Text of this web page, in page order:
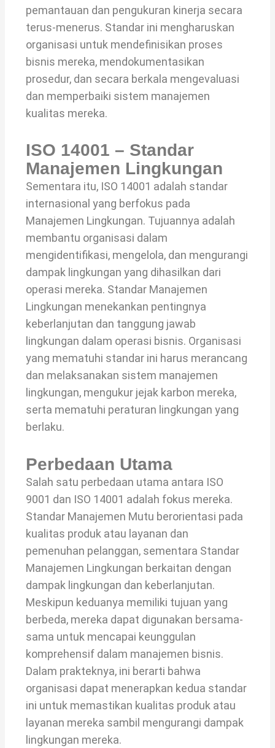
pemantauan dan pengukuran kinerja secara
terus-menerus. Standar ini mengharuskan
organisasi untuk mendefinisikan proses
bisnis mereka, mendokumentasikan
prosedur, dan secara berkala mengevaluasi
dan memperbaiki sistem manajemen
kualitas mereka.
ISO 14001 – Standar
Manajemen Lingkungan
Sementara itu, ISO 14001 adalah standar
internasional yang berfokus pada
Manajemen Lingkungan. Tujuannya adalah
membantu organisasi dalam
mengidentifikasi, mengelola, dan mengurangi
dampak lingkungan yang dihasilkan dari
operasi mereka. Standar Manajemen
Lingkungan menekankan pentingnya
keberlanjutan dan tanggung jawab
lingkungan dalam operasi bisnis. Organisasi
yang mematuhi standar ini harus merancang
dan melaksanakan sistem manajemen
lingkungan, mengukur jejak karbon mereka,
serta mematuhi peraturan lingkungan yang
berlaku.
Perbedaan Utama
Salah satu perbedaan utama antara ISO
9001 dan ISO 14001 adalah fokus mereka.
Standar Manajemen Mutu berorientasi pada
kualitas produk atau layanan dan
pemenuhan pelanggan, sementara Standar
Manajemen Lingkungan berkaitan dengan
dampak lingkungan dan keberlanjutan.
Meskipun keduanya memiliki tujuan yang
berbeda, mereka dapat digunakan bersama-
sama untuk mencapai keunggulan
komprehensif dalam manajemen bisnis.
Dalam prakteknya, ini berarti bahwa
organisasi dapat menerapkan kedua standar
ini untuk memastikan kualitas produk atau
layanan mereka sambil mengurangi dampak
lingkungan mereka.